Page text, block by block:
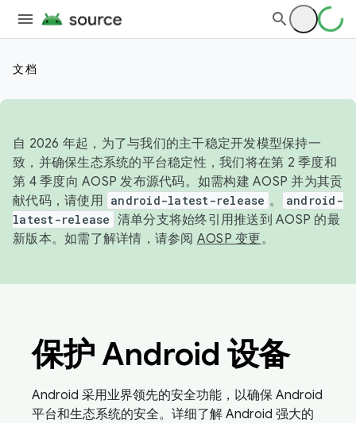
文档
自 2026 年起，为了与我们的主干稳定开发模型保持一
致，并确保生态系统的平台稳定性，我们将在第 2 季度和
第 4 季度向 AOSP 发布源代码。如需构建 AOSP 并为其贡
献代码，请使用 android-latest-release 。
android-
latest-release 清单分支将始终引用推送到 AOSP 的最
新版本。如需了解详情，请参阅 AOSP 变更。
保护 Android 设备
Android 采用业界领先的安全功能，以确保 Android
平台和生态系统的安全。详细了解 Android 强大的